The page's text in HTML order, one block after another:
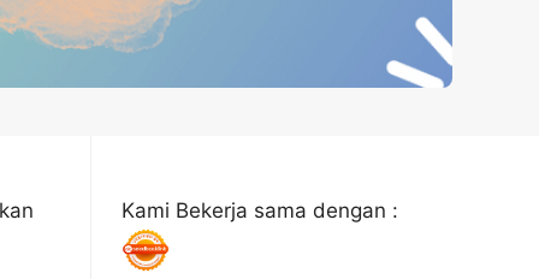
Kami Bekerja sama dengan :